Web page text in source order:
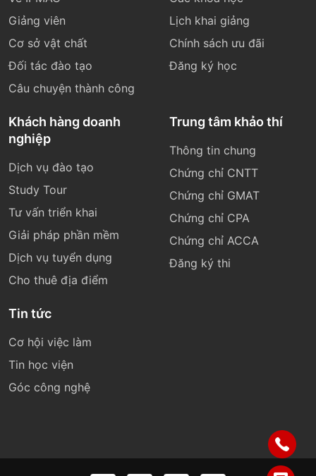
Giảng viên
Cơ sở vật chất
Đối tác đào tạo
Câu chuyện thành công
Lịch khai giảng
Chính sách ưu đãi
Đăng ký học
Khách hàng doanh
nghiệp
Dịch vụ đào tạo
Study Tour
Tư vấn triển khai
Giải pháp phần mềm
Dịch vụ tuyển dụng
Cho thuê địa điểm
Trung tâm khảo thí
Thông tin chung
Chứng chỉ CNTT
Chứng chỉ GMAT
Chứng chỉ CPA
Chứng chỉ ACCA
Đăng ký thi
Tin tức
Cơ hội việc làm
Tin học viện
Góc công nghệ